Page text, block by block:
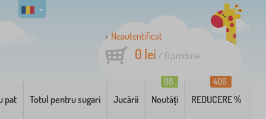
Neautentificat
0 lei / 0 produse
pat Totul pentru sugari Jucării Noutăți
98
REDUCERE %
406